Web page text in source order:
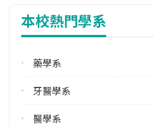
113學年度下學期
2
雙主修人數
2
113學年度下學期
本校熱門學系
藥學系
牙醫學系
醫學系